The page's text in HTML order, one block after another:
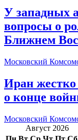
У западных
вопросы о
Ближнем
Московский
Иран жестко
о конце
Московский
Август 2026